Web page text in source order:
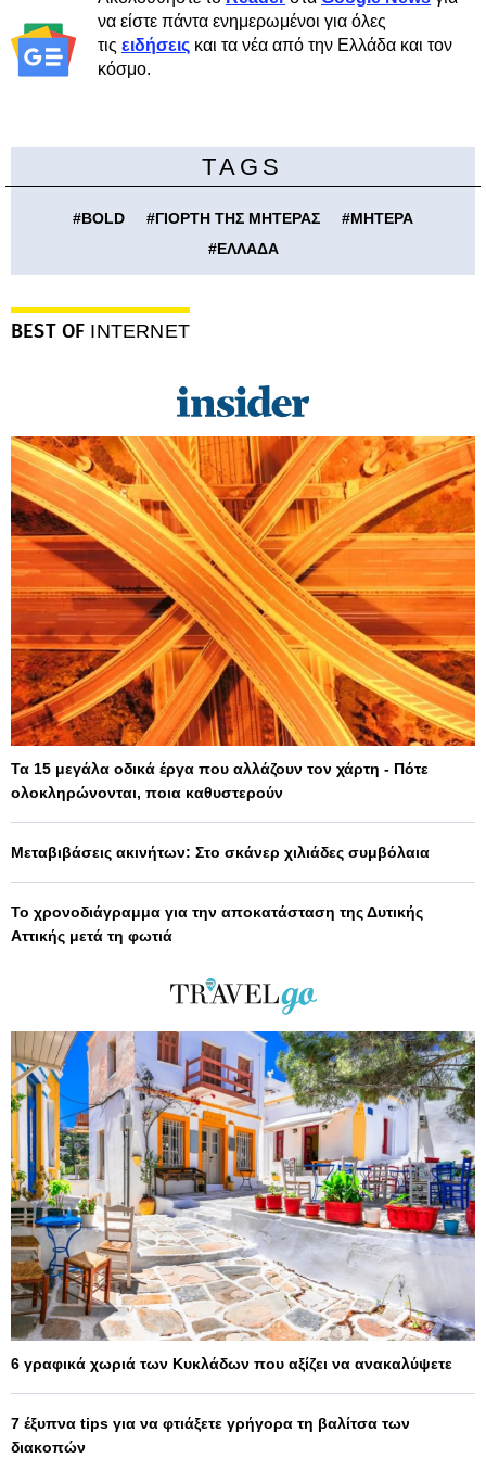
να είστε πάντα ενημερωμένοι για όλες
τις ειδήσεις και τα νέα από την Ελλάδα και τον
κόσμο.
TAGS
#BOLD #ΓΙΟΡΤΗ ΤΗΣ ΜΗΤΕΡΑΣ #ΜΗΤΕΡΑ
#ΕΛΛΑΔΑ
BEST OF INTERNET
Τα 15 μεγάλα οδικά έργα που αλλάζουν τον χάρτη - Πότε
ολοκληρώνονται, ποια καθυστερούν
Μεταβιβάσεις ακινήτων: Στο σκάνερ χιλιάδες συμβόλαια
Το χρονοδιάγραμμα για την αποκατάσταση της Δυτικής
Αττικής μετά τη φωτιά
6 γραφικά χωριά των Κυκλάδων που αξίζει να ανακαλύψετε
7 έξυπνα tips για να φτιάξετε γρήγορα τη βαλίτσα των
διακοπών